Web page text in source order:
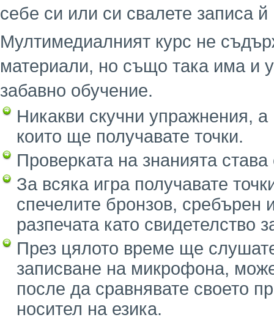
себе си или си свалете записа
Мултимедиалният курс не
материали, но също така има и
забавно обучение.
Никакви скучни упражнения,
които ще получавате точки.
Проверката на знанията
За всяка игра получавате
спечелите бронзов, сребърен
разпечата като свидетелство
През цялото време ще
записване на микрофона,
после да сравнявате своето
носител на езика.